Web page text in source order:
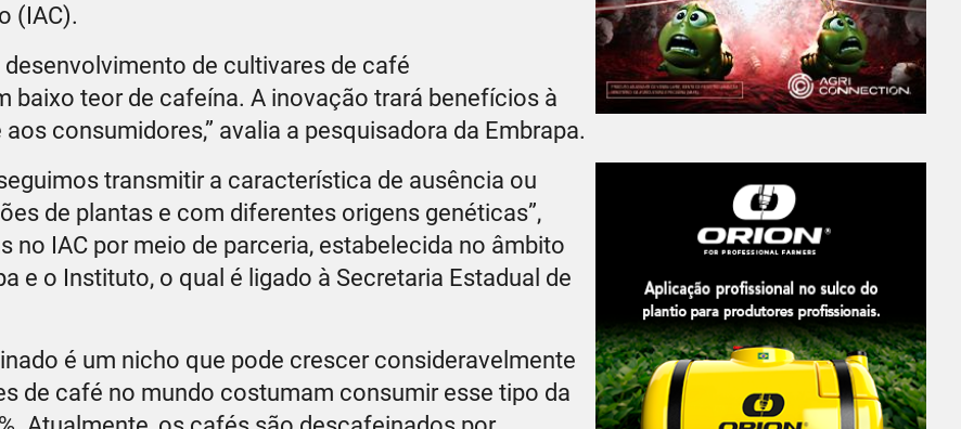
(IAC).
de cultivares de café
baixo teor de cafeína. A inovação trará benefícios à
consumidores,” avalia a pesquisadora da Embrapa.
transmitir a característica de ausência ou
de plantas e com diferentes origens genéticas”,
no IAC por meio de parceria, estabelecida no âmbito
e o Instituto, o qual é ligado à Secretaria Estadual de
é um nicho que pode crescer consideravelmente
de café no mundo costumam consumir esse tipo da